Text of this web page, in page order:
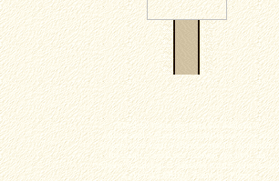
Plzeňské tramvaje - aktuální události a
zajímavosti z plzeňského tramvajové provozu,
popisy typů vozů a zejména mnoho aktuálních
fotografií plzeňských tramvají (nechybí ani
výluky, vykolejení či povodně a další zajímavotsi
z plzeňské MHD). Tramvaj - Plzeň.